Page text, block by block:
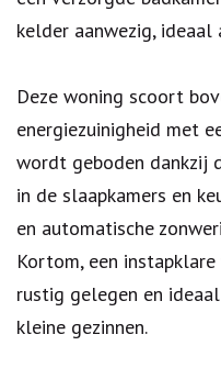
kelder aanwezig,
Deze woning scoort
energiezuinigheid met
wordt geboden dankzij
in de slaapkamers en
en automatische
Kortom, een
rustig gelegen en
kleine gezinnen.